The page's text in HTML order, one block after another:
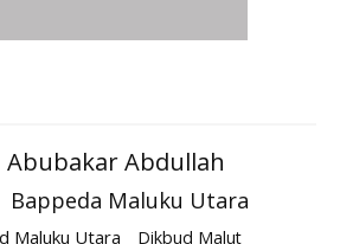
Abubakar Abdullah
Bappeda Maluku Utara
Maluku Utara Dikbud Malut